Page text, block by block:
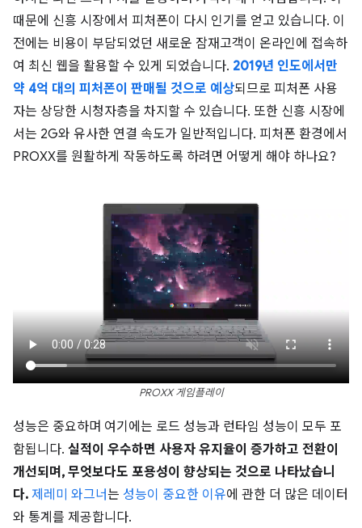
때문에 신흥 시장에서 피처폰이 다시 인기를 얻고 있습니다. 이
전에는 비용이 부담되었던 새로운 잠재고객이 온라인에 접속하
여 최신 웹을 활용할 수 있게 되었습니다. 2019년 인도에서만
약 4억 대의 피처폰이 판매될 것으로 예상되므로 피처폰 사용
자는 상당한 시청자층을 차지할 수 있습니다. 또한 신흥 시장에
서는 2G와 유사한 연결 속도가 일반적입니다. 피처폰 환경에서
PROXX를 원활하게 작동하도록 하려면 어떻게 해야 하나요?
PROXX 게임플레이
성능은 중요하며 여기에는 로드 성능과 런타임 성능이 모두 포
함됩니다. 실적이 우수하면 사용자 유지율이 증가하고 전환이
개선되며, 무엇보다도 포용성이 향상되는 것으로 나타났습니
다. 제레미 와그너는 성능이 중요한 이유에 관한 더 많은 데이터
와 통계를 제공합니다.